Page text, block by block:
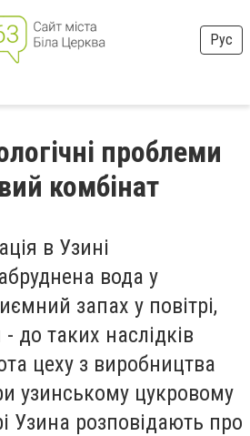
Рус
проблеми
комбінат
в Узині
вода у
запах у повітрі,
до таких наслідків
цеху з виробництва
узинському цукровому
Узина розповідають про